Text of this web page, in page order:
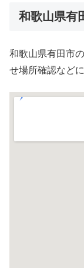
和歌山県有
和歌山県有田市
せ場所確認など